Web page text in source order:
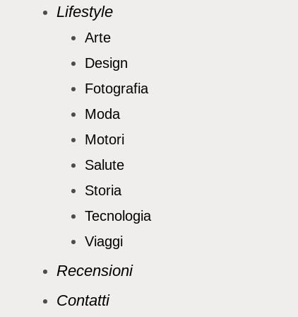
Lifestyle
Arte
Design
Fotografia
Moda
Motori
Salute
Storia
Tecnologia
Viaggi
Recensioni
Contatti